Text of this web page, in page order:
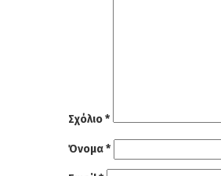
Σχόλιο*
Όνομα*